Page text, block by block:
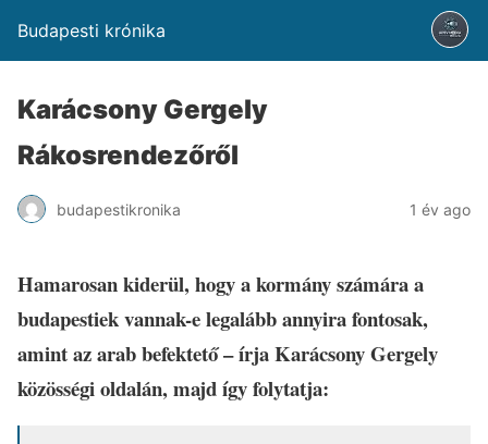
Budapesti krónika
Karácsony Gergely
Rákosrendezőről
budapestikronika 1 év ago
Hamarosan kiderül, hogy a kormány számára a
budapestiek vannak-e legalább annyira fontosak,
amint az arab befektető – írja Karácsony Gergely
közösségi oldalán, majd így folytatja: